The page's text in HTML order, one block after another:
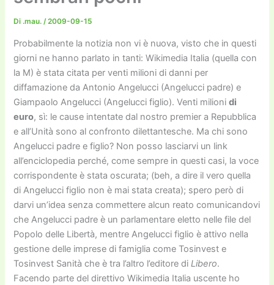
Di .mau./2009-09-15
Probabilmente la notizia non vi è nuova, visto che in questi
giorni ne hanno parlato in tanti: Wikimedia Italia (quella con
la M) è stata citata per venti milioni di danni per
diffamazione da Antonio Angelucci (Angelucci padre) e
Giampaolo Angelucci (Angelucci figlio). Venti milionidi
euro, sì: le cause intentate dal nostro premier a Repubblica
e all’Unità sono al confronto dilettantesche. Ma chi sono
Angelucci padre e figlio? Non posso lasciarvi un link
all’enciclopedia perché, come sempre in questi casi, la voce
corrispondente è stata oscurata; (beh, a dire il vero quella
di Angelucci figlio non è mai stata creata); spero però di
darvi un’idea senza commettere alcun reato comunicandovi
che Angelucci padre è un parlamentare eletto nelle file del
Popolo delle Libertà, mentre Angelucci figlio è attivo nella
gestione delle imprese di famiglia come Tosinvest e
Tosinvest Sanità che è tra l’altro l’editore diLibero.
Facendo parte del direttivo Wikimedia Italia uscente ho